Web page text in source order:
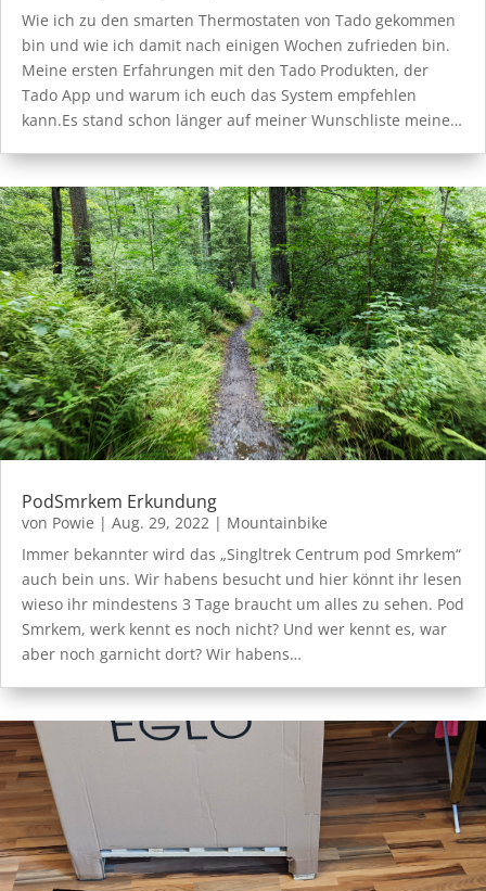
Wie ich zu den smarten Thermostaten von Tado gekommen
bin und wie ich damit nach einigen Wochen zufrieden bin.
Meine ersten Erfahrungen mit den Tado Produkten, der
Tado App und warum ich euch das System empfehlen
kann.Es stand schon länger auf meiner Wunschliste meine…
PodSmrkem Erkundung
von Powie | Aug. 29, 2022 | Mountainbike
Immer bekannter wird das „Singltrek Centrum pod Smrkem“
auch bein uns. Wir habens besucht und hier könnt ihr lesen
wieso ihr mindestens 3 Tage braucht um alles zu sehen. Pod
Smrkem, werk kennt es noch nicht? Und wer kennt es, war
aber noch garnicht dort? Wir habens…